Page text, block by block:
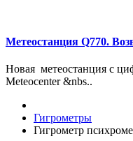
Метеостанция Q770.
Новая метеостанция с
Meteocenter &nbs..
Гигрометры
Гигрометр